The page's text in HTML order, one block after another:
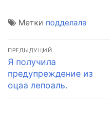
Метки подделала
Навигация
по
записям
ПРЕДЫДУЩИЙ
Предыдущая
запись:
Я получила
предупреждение из
оцаа лепоаль.